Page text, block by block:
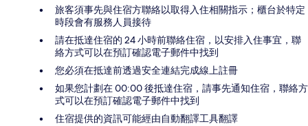
旅客須事先與住宿方聯絡以取得入住相關指示；櫃台於特定
時段會有服務人員接待
請在抵達住宿的 24 小時前聯絡住宿，以安排入住事宜，聯
絡方式可以在預訂確認電子郵件中找到
您必須在抵達前透過安全連結完成線上註冊
如果您計劃在 00:00 後抵達住宿，請事先通知住宿，聯絡方
式可以在預訂確認電子郵件中找到
住宿提供的資訊可能經由自動翻譯工具翻譯